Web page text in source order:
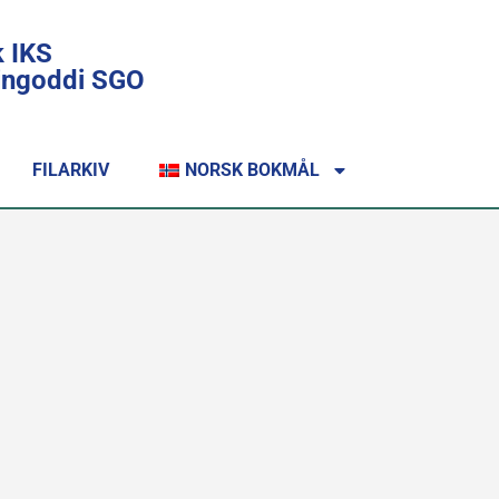
IKS
SGO
FILARKIV NORSK BOKMÅL